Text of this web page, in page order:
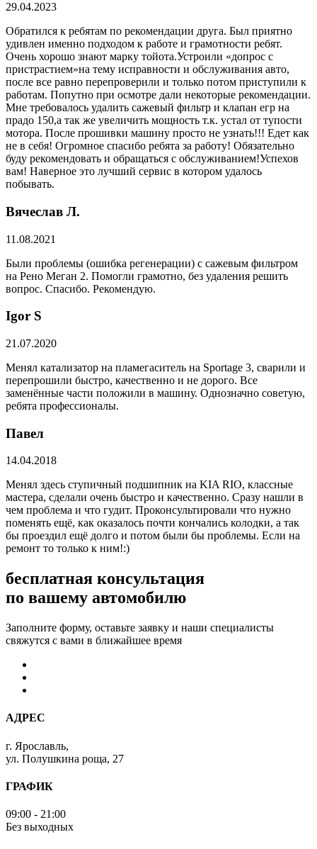
29.04.2023
Обратился к ребятам по рекомендации друга. Был приятно
удивлен именно подходом к работе и грамотности ребят.
Очень хорошо знают марку тойота.Устроили «допрос с
пристрастием»на тему исправности и обслуживания авто,
после все равно перепроверили и только потом приступили к
работам. Попутно при осмотре дали некоторые рекомендации.
Мне требовалось удалить сажевый фильтр и клапан егр на
прадо 150,а так же увеличить мощность т.к. устал от тупости
мотора. После прошивки машину просто не узнать!!! Едет как
не в себя! Огромное спасибо ребята за работу! Обязательно
буду рекомендовать и обращаться с обслуживанием!Успехов
вам! Наверное это лучший сервис в котором удалось
побывать.
Вячеслав Л.
11.08.2021
Были проблемы (ошибка регенерации) с сажевым фильтром
на Рено Меган 2. Помогли грамотно, без удаления решить
вопрос. Спасибо. Рекомендую.
​Igor S
21.07.2020
Менял катализатор на пламегаситель на Sportage 3, сварили и
перепрошили быстро, качественно и не дорого. Все
заменённые части положили в машину. Однозначно советую,
ребята профессионалы.
Павел
14.04.2018
Менял здесь ступичный подшипник на KIA RIO, классные
мастера, сделали очень быстро и качественно. Сразу нашли в
чем проблема и что гудит. Проконсультировали что нужно
поменять ещё, как оказалось почти кончались колодки, а так
бы проездил ещё долго и потом были бы проблемы. Если на
ремонт то только к ним!:)
бесплатная консультация
по вашему автомобилю
Заполните форму, оставьте заявку и наши специалисты
свяжутся с вами в ближайшее время
АДРЕС
г. Ярославль,
ул. Полушкина роща, 27
ГРАФИК
09:00 - 21:00
Без выходных